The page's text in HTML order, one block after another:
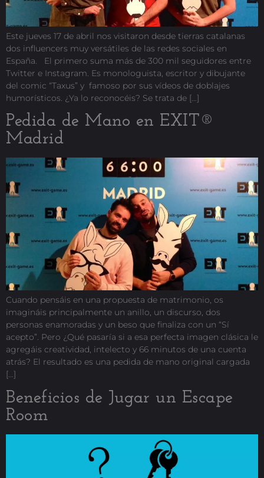
Este jueves 17 de abril nos visitaron desde tierras catalanas
dos influencers muy versátiles de las redes sociales en
España. El primero suma más de 300 mil seguidores entre
Twitter e Instagram. Es monologuista, escritor y dibujante
del comic “Taxus” y famoso por sus vídeos de doblajes
humorísticos. ¿Ya lo reconocéis? Se trata de […]
Pedida de Mano en EXIT®
Madrid
Cuando pensáis en una propuesta de matrimonio, os
imagináis principalmente un anillo, un discurso, dos
personas enamoradas y un beso que finaliza con un “Sí
acepto”. Pero ¿Qué pasaría si a esa perfecta imagen clásica le
agregáis creatividad, intelecto y 66 minutos de una cuenta
atrás? El resultado es una pedida de mano original cargada
[…]
Beneficios de Jugar un Escape
Room